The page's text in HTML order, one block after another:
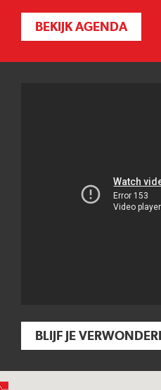
BEKIJK AGENDA
BLIJF JE